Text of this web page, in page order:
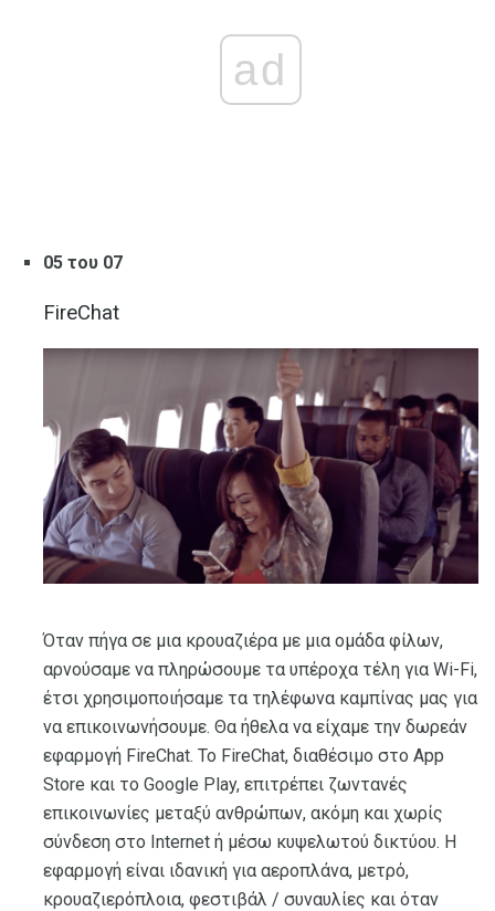
ad
05 του 07
FireChat
Όταν πήγα σε μια κρουαζιέρα με μια ομάδα φίλων,
αρνούσαμε να πληρώσουμε τα υπέροχα τέλη για Wi-Fi,
έτσι χρησιμοποιήσαμε τα τηλέφωνα καμπίνας μας για
να επικοινωνήσουμε. Θα ήθελα να είχαμε την δωρεάν
εφαρμογή FireChat. Το FireChat, διαθέσιμο στο App
Store και το Google Play, επιτρέπει ζωντανές
επικοινωνίες μεταξύ ανθρώπων, ακόμη και χωρίς
σύνδεση στο Internet ή μέσω κυψελωτού δικτύου. Η
εφαρμογή είναι ιδανική για αεροπλάνα, μετρό,
κρουαζιερόπλοια, φεστιβάλ / συναυλίες και όταν